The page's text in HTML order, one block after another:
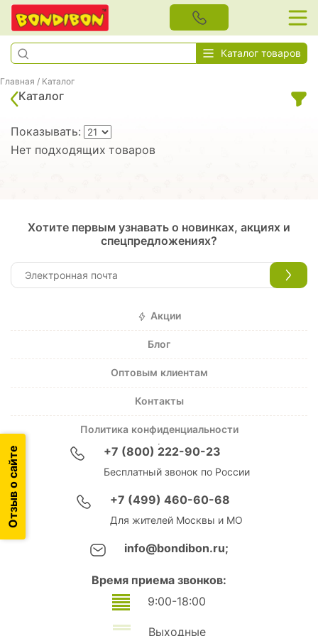
Каталог товаров
Главная / Каталог
Каталог
Показывать:
Нет подходящих товаров
Отзыв о сайте
Хотите первым узнавать о новинках, акциях и
спецпредложениях?
Акции
Блог
Оптовым клиентам
Контакты
Политика конфиденциальности
+7 (800) 222-90-23
Бесплатный звонок по России
+7 (499) 460-60-68
Для жителей Москвы и МО
info@bondibon.ru;
Время приема звонков:
9:00-18:00
Выходные